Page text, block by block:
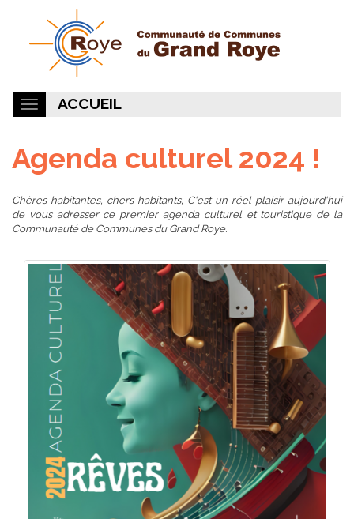
ACCUEIL
Agenda culturel 2024 !
Chères habitantes, chers habitants, C'est un réel plaisir aujourd'hui
de vous adresser ce premier agenda culturel et touristique de la
Communauté de Communes du Grand Roye.